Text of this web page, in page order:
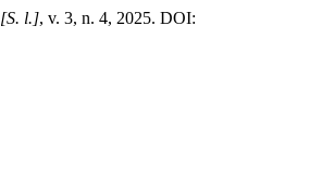
[S. l.], v. 3, n. 4, 2025. DOI: